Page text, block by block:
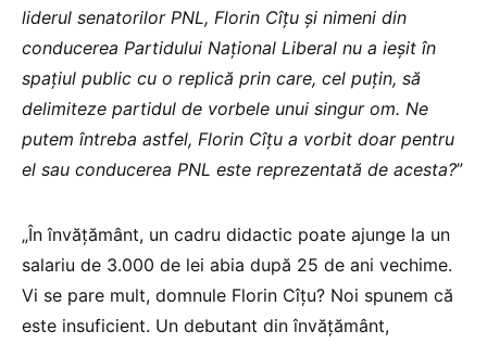
liderul senatorilor PNL, Florin Cîțu și nimeni din
conducerea Partidului Național Liberal nu a ieșit în
spațiul public cu o replică prin care, cel puțin, să
delimiteze partidul de vorbele unui singur om. Ne
putem întreba astfel, Florin Cîțu a vorbit doar pentru
el sau conducerea PNL este reprezentată de acesta?”
„În învățământ, un cadru didactic poate ajunge la un
salariu de 3.000 de lei abia după 25 de ani vechime.
Vi se pare mult, domnule Florin Cîțu? Noi spunem că
este insuficient. Un debutant din învățământ,